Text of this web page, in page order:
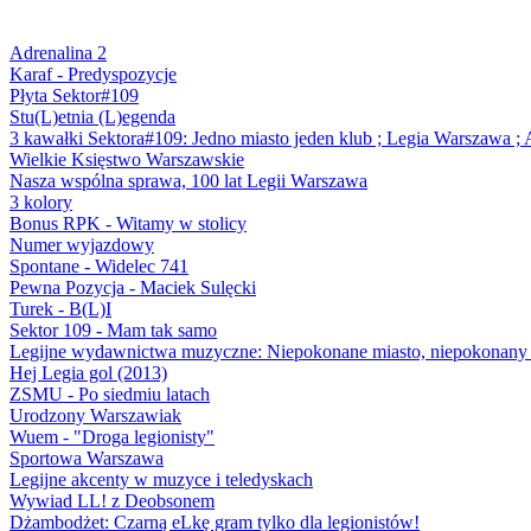
Adrenalina 2
Karaf - Predyspozycje
Płyta Sektor#109
Stu(L)etnia (L)egenda
3 kawałki Sektora#109: Jedno miasto jeden klub ; Legia Warszawa ;
Wielkie Księstwo Warszawskie
Nasza wspólna sprawa, 100 lat Legii Warszawa
3 kolory
Bonus RPK - Witamy w stolicy
Numer wyjazdowy
Spontane - Widelec 741
Pewna Pozycja - Maciek Sulęcki
Turek - B(L)I
Sektor 109 - Mam tak samo
Legijne wydawnictwa muzyczne: Niepokonane miasto,
Hej Legia gol (2013)
ZSMU - Po siedmiu latach
Urodzony Warszawiak
Wuem - "Droga legionisty"
Sportowa Warszawa
Legijne akcenty w muzyce i teledyskach
Wywiad LL! z Deobsonem
Dżambodżet: Czarną eLkę gram tylko dla legionistów!